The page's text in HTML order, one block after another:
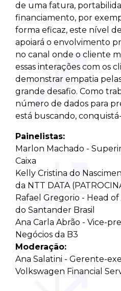
de uma fatura,
financiamento, por
forma eficaz, este nível
apoiará o envolvimento
no canal onde o cliente
essas interações com os
demonstrar empatia
grande desafio. Como
número de dados para
está buscando,
Painelistas:
Marlon Machado -
Caixa
Kelly Cristina do
da NTT DATA
Rafael Gregorio - Head
do Santander Brasil
Ana Carla Abrão - Vice-
Negócios da B3
Moderação:
Ana Salatini - Gerente-
Volkswagen Financial